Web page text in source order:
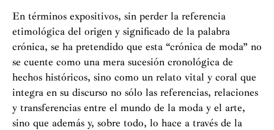
En términos expositivos, sin perder la referencia
etimológica del origen y significado de la palabra
crónica, se ha pretendido que esta “crónica de moda” no
se cuente como una mera sucesión cronológica de
hechos históricos, sino como un relato vital y coral que
integra en su discurso no sólo las referencias, relaciones
y transferencias entre el mundo de la moda y el arte,
sino que además y, sobre todo, lo hace a través de la